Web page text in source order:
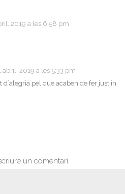
2019 a les 6:58 pm
abril, 2019 a les 5:33 pm
d´alegria pel que acaben de fer just in
un comentari.